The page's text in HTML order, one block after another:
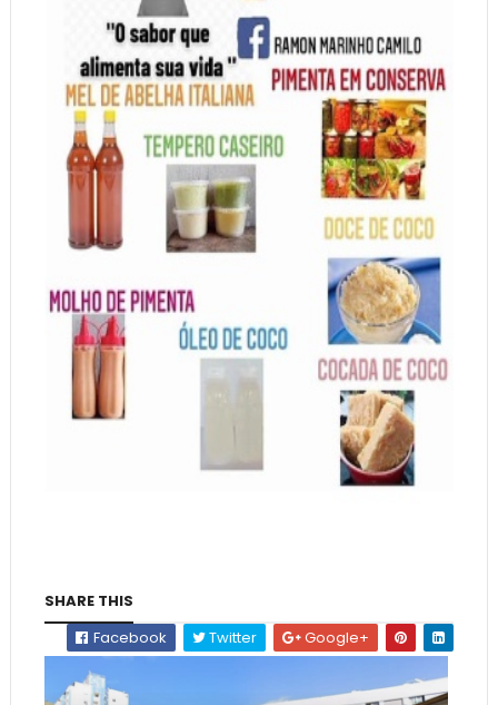
SHARE THIS
Facebook
Twitter Google+